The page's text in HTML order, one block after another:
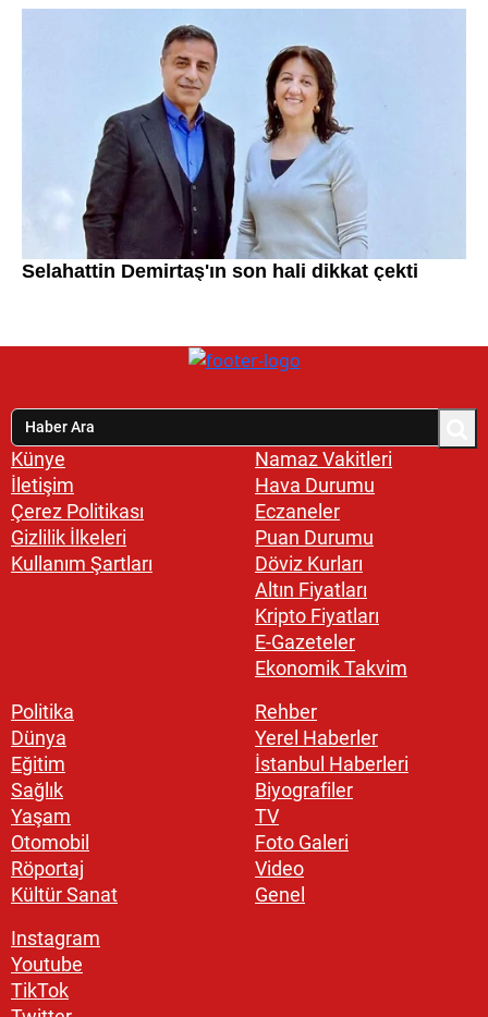
Künye
İletişim
Çerez Politikası
Gizlilik İlkeleri
Kullanım Şartları
Namaz Vakitleri
Hava Durumu
Eczaneler
Puan Durumu
Döviz Kurları
Altın Fiyatları
Kripto Fiyatları
E-Gazeteler
Ekonomik Takvim
Politika
Dünya
Eğitim
Sağlık
Yaşam
Otomobil
Röportaj
Kültür Sanat
Rehber
Yerel Haberler
İstanbul Haberleri
Biyografiler
TV
Foto Galeri
Video
Genel
Instagram
Youtube
TikTok